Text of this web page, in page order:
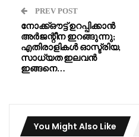
PREV POST
നോക്ക്ഔട്ട് ഉറപ്പിക്കാൻ
അർജന്റീന ഇറങ്ങുന്നു;
എതിരാളികൾ ഓസ്ട്രിയ,
സാധ്യത ഇലവൻ
ഇങ്ങനെ…
You Might Also Like